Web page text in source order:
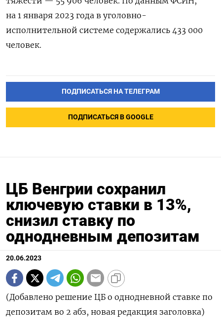
на 1 января 2023 года в уголовно-
исполнительной системе содержались 433 000
человек.
ПОДПИСАТЬСЯ НА ТЕЛЕГРАМ
ПОДПИСАТЬСЯ В GOOGLE
ЦБ Венгрии сохранил
ключевую ставки в 13%,
снизил ставку по
однодневным депозитам
20.06.2023
(Добавлено решение ЦБ о однодневной ставке по
депозитам во 2 абз, новая редакция заголовка)